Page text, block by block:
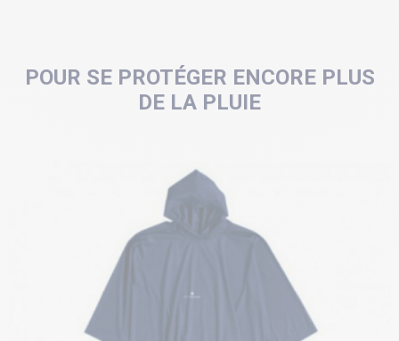
POUR SE PROTÉGER ENCORE PLUS
DE LA PLUIE